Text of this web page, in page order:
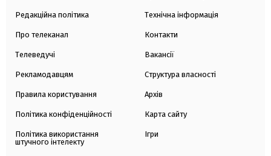
Редакційна політика
Про телеканал
Телеведучі
Рекламодавцям
Правила користування
Політика конфіденційності
Політика використання
штучного інтелекту
Технічна інформація
Контакти
Вакансії
Структура власності
Архів
Карта сайту
Ігри